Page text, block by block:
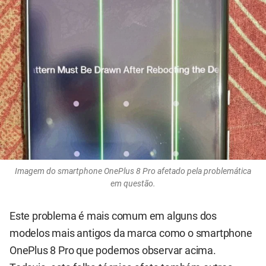
Imagem do smartphone OnePlus 8 Pro afetado pela problemática
em questão.
Este problema é mais comum em alguns dos
modelos mais antigos da marca como o smartphone
OnePlus 8 Pro que podemos observar acima.